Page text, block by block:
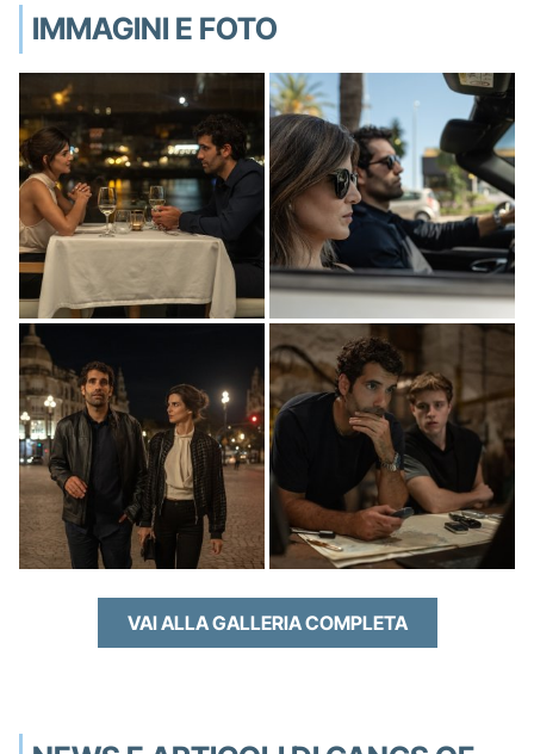
IMMAGINI E FOTO
VAI ALLA GALLERIA COMPLETA